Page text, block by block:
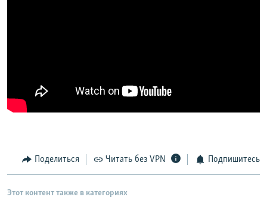
Поделиться Читать без VPN Подпишитесь
Этот контент также в категориях